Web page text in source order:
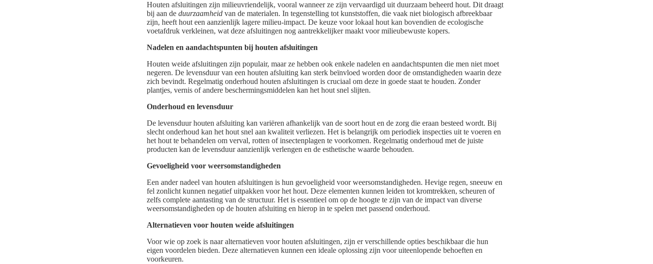
Houten afsluitingen zijn milieuvriendelijk, vooral wanneer ze zijn vervaardigd uit duurzaam beheerd hout. Dit draagt
bij aan de duurzaamheid van de materialen. In tegenstelling tot kunststoffen, die vaak niet biologisch afbreekbaar
zijn, heeft hout een aanzienlijk lagere milieu-impact. De keuze voor lokaal hout kan bovendien de ecologische
voetafdruk verkleinen, wat deze afsluitingen nog aantrekkelijker maakt voor milieubewuste kopers.
Nadelen en aandachtspunten bij houten afsluitingen
Houten weide afsluitingen zijn populair, maar ze hebben ook enkele nadelen en aandachtspunten die men niet moet
negeren. De levensduur van een houten afsluiting kan sterk beïnvloed worden door de omstandigheden waarin deze
zich bevindt. Regelmatig onderhoud houten afsluitingen is cruciaal om deze in goede staat te houden. Zonder
plantjes, vernis of andere beschermingsmiddelen kan het hout snel slijten.
Onderhoud en levensduur
De levensduur houten afsluiting kan variëren afhankelijk van de soort hout en de zorg die eraan besteed wordt. Bij
slecht onderhoud kan het hout snel aan kwaliteit verliezen. Het is belangrijk om periodiek inspecties uit te voeren en
het hout te behandelen om verval, rotten of insectenplagen te voorkomen. Regelmatig onderhoud met de juiste
producten kan de levensduur aanzienlijk verlengen en de esthetische waarde behouden.
Gevoeligheid voor weersomstandigheden
Een ander nadeel van houten afsluitingen is hun gevoeligheid voor weersomstandigheden. Hevige regen, sneeuw en
fel zonlicht kunnen negatief uitpakken voor het hout. Deze elementen kunnen leiden tot kromtrekken, scheuren of
zelfs complete aantasting van de structuur. Het is essentieel om op de hoogte te zijn van de impact van diverse
weersomstandigheden op de houten afsluiting en hierop in te spelen met passend onderhoud.
Alternatieven voor houten weide afsluitingen
Voor wie op zoek is naar alternatieven voor houten afsluitingen, zijn er verschillende opties beschikbaar die hun
eigen voordelen bieden. Deze alternatieven kunnen een ideale oplossing zijn voor uiteenlopende behoeften en
voorkeuren.